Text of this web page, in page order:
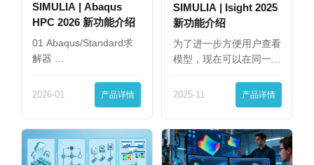
SIMULIA | Abaqus
HPC 2026 新功能介绍
01 Abaqus/Standard求
解器 …
2026-01 产品详情
SIMULIA | Isight 2025
新功能介绍
为了进一步方便用户查看
模型，现在可以在同一
2025-11 产品详情